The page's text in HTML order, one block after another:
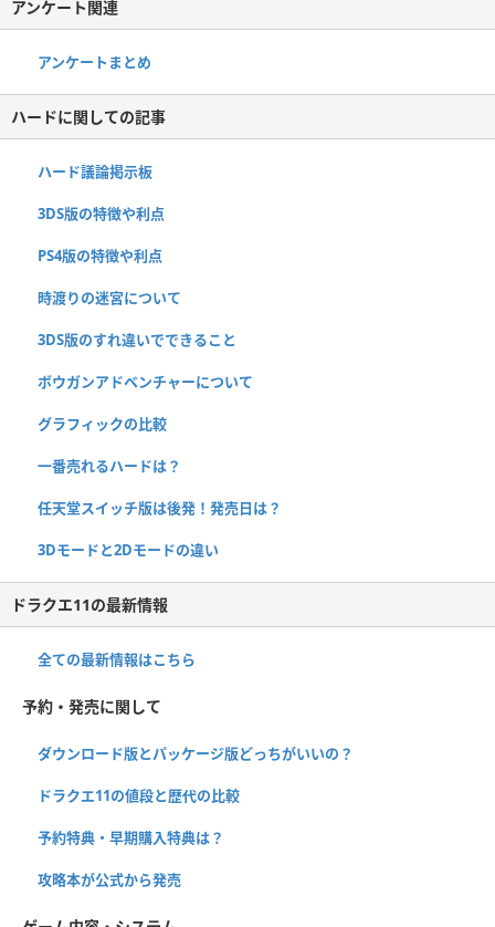
アンケート関連
アンケートまとめ
ハードに関しての記事
ハード議論掲示板
3DS版の特徴や利点
PS4版の特徴や利点
時渡りの迷宮について
3DS版のすれ違いでできること
ボウガンアドベンチャーについて
グラフィックの比較
一番売れるハードは？
任天堂スイッチ版は後発！発売日は？
3Dモードと2Dモードの違い
ドラクエ11の最新情報
全ての最新情報はこちら
予約・発売に関して
ダウンロード版とパッケージ版どっちがいいの？
ドラクエ11の値段と歴代の比較
予約特典・早期購入特典は？
攻略本が公式から発売